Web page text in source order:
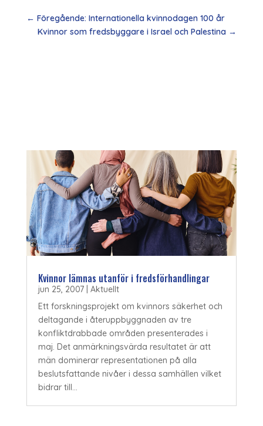
← Föregående: Internationella kvinnodagen 100 år
Kvinnor som fredsbyggare i Israel och Palestina →
Kvinnor lämnas utanför i fredsförhandlingar
jun 25, 2007| Aktuellt
Ett forskningsprojekt om kvinnors säkerhet och
deltagande i återuppbyggnaden av tre
konfliktdrabbade områden presenterades i
maj. Det anmärkningsvärda resultatet är att
män dominerar representationen på alla
beslutsfattande nivåer i dessa samhällen vilket
bidrar till...